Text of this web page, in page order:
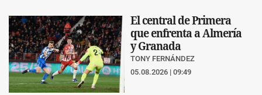
El central de Primera
que enfrenta a Almería
y Granada
TONY FERNÁNDEZ
05.08.2026 | 09:49